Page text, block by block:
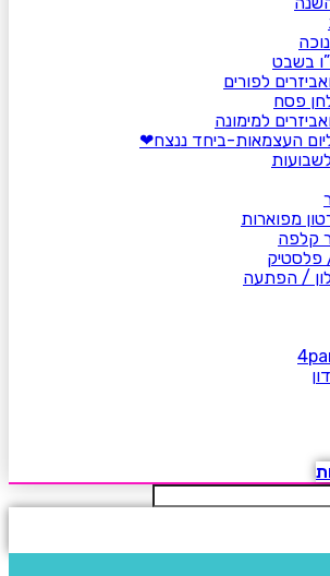
בשבט
לפורים
פסח
למימונה
העצמאות-ביחד ננצח❤
מפוארות
קלפה
פלסטיק
/ הפתעה